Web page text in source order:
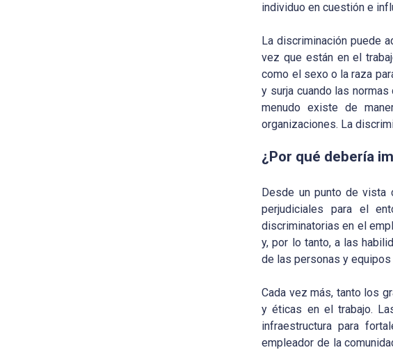
individuo en cuestión e
La discriminación puede
vez que están en el
como el sexo o la raza
y surja cuando las
menudo existe de
organizaciones. La
¿Por qué debería
Desde un punto de vista
perjudiciales para el
discriminatorias en el
y, por lo tanto, a las
de las personas y equipos
Cada vez más, tanto los
y éticas en el trabajo.
infraestructura para
empleador de la